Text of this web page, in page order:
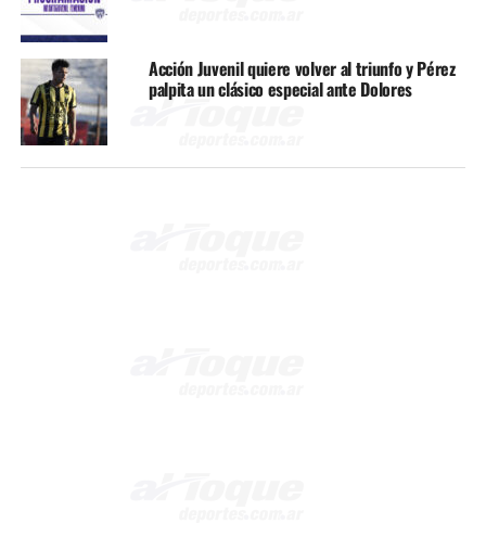
Acción Juvenil quiere volver al triunfo y Pérez
palpita un clásico especial ante Dolores